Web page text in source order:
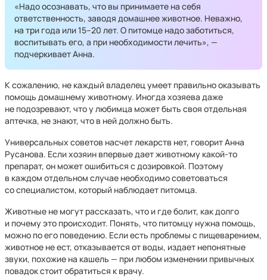
«Надо осознавать, что вы принимаете на себя
ответственность, заводя домашнее животное. Неважно,
на три года или 15–20 лет. О питомце надо заботиться,
воспитывать его, а при необходимости лечить», —
подчеркивает Анна.
К сожалению, не каждый владелец умеет правильно оказывать
помощь домашнему животному. Иногда хозяева даже
не подозревают, что у любимца может быть своя отдельная
аптечка, не знают, что в ней должно быть.
Универсальных советов насчет лекарств нет, говорит Анна
Русанова. Если хозяин впервые дает животному какой-то
препарат, он может ошибиться с дозировкой. Поэтому
в каждом отдельном случае необходимо советоваться
со специалистом, который наблюдает питомца.
Животные не могут рассказать, что и где болит, как долго
и почему это происходит. Понять, что питомцу нужна помощь,
можно по его поведению. Если есть проблемы с пищеварением,
животное не ест, отказывается от воды, издает непонятные
звуки, похожие на кашель — при любом изменении привычных
повадок стоит обратиться к врачу.